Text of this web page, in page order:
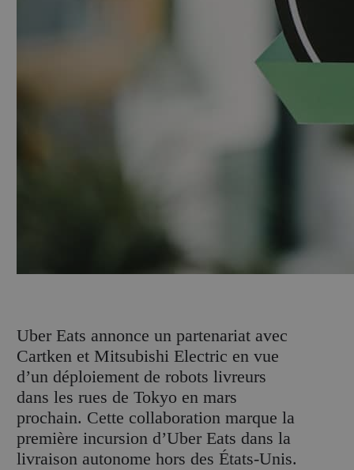
Uber Eats annonce un partenariat avec
Cartken et Mitsubishi Electric en vue
d’un déploiement de robots livreurs
dans les rues de Tokyo en mars
prochain. Cette collaboration marque la
première incursion d’Uber Eats dans la
livraison autonome hors des États-Unis.